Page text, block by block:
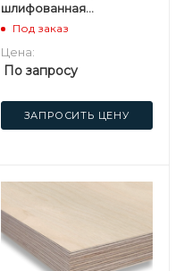
шлифованная
березовая
Под заказ
Цена:
По запросу
ЗАПРОСИТЬ ЦЕНУ